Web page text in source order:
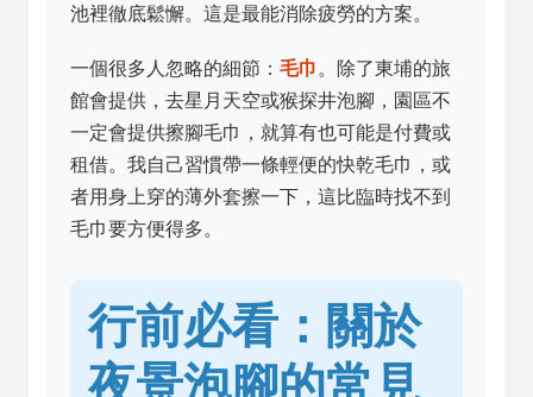
池裡徹底鬆懈。這是最能消除疲勞的方案。
一個很多人忽略的細節： 毛巾 。除了東埔的旅
館會提供，去星月天空或猴探井泡腳，園區不
一定會提供擦腳毛巾，就算有也可能是付費或
租借。我自己習慣帶一條輕便的快乾毛巾，或
者用身上穿的薄外套擦一下，這比臨時找不到
毛巾要方便得多。
行前必看：關於
夜景泡腳的常見